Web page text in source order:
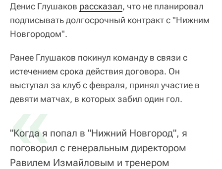
Денис Глушаков рассказал, что не планировал
подписывать долгосрочный контракт с "Нижним
Новгородом".
Ранее Глушаков покинул команду в связи с
истечением срока действия договора. Он
выступал за клуб с февраля, принял участие в
девяти матчах, в которых забил один гол.
«
"Когда я попал в "Нижний Новгород", я
поговорил с генеральным директором
Равилем Измайловым и тренером